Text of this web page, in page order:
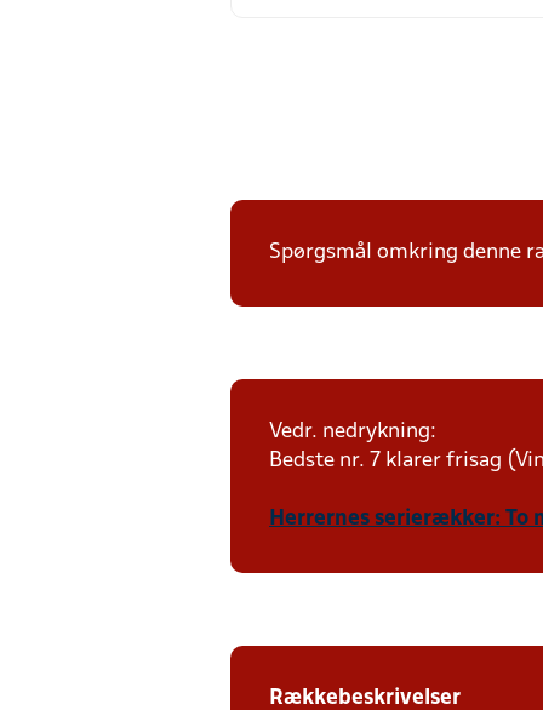
Spørgsmål omkring denne
Vedr. nedrykning:
Bedste nr. 7 klarer frisag
Herrernes serierækker: To
Rækkebeskrivelser